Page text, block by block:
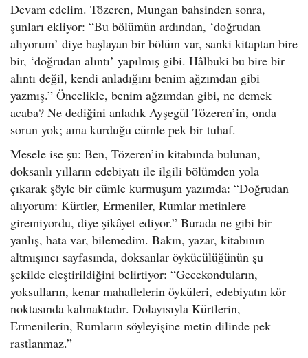
Devam edelim. Tözeren, Mungan bahsinden sonra,
şunları ekliyor: “Bu bölümün ardından, ‘doğrudan
alıyorum’ diye başlayan bir bölüm var, sanki kitaptan bire
bir, ‘doğrudan alıntı’ yapılmış gibi. Hâlbuki bu bire bir
alıntı değil, kendi anladığını benim ağzımdan gibi
yazmış.” Öncelikle, benim ağzımdan gibi, ne demek
acaba? Ne dediğini anladık Ayşegül Tözeren’in, onda
sorun yok; ama kurduğu cümle pek bir tuhaf.
Mesele ise şu: Ben, Tözeren’in kitabında bulunan,
doksanlı yılların edebiyatı ile ilgili bölümden yola
çıkarak şöyle bir cümle kurmuşum yazımda: “Doğrudan
alıyorum: Kürtler, Ermeniler, Rumlar metinlere
giremiyordu, diye şikâyet ediyor.” Burada ne gibi bir
yanlış, hata var, bilemedim. Bakın, yazar, kitabının
altmışıncı sayfasında, doksanlar öykücülüğünün şu
şekilde eleştirildiğini belirtiyor: “Gecekonduların,
yoksulların, kenar mahallelerin öyküleri, edebiyatın kör
noktasında kalmaktadır. Dolayısıyla Kürtlerin,
Ermenilerin, Rumların söyleyişine metin dilinde pek
rastlanmaz.”